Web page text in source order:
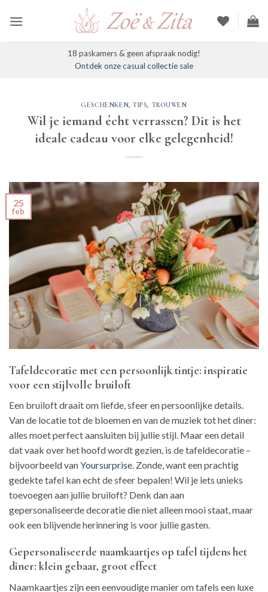
naar
18 paskamers & geen afspraak nodig!
Ontdek onze casual collectie sale
GESCHENKEN,TIPS, TROUWEN
Wil je iemand écht verrassen? Dit is het
ideale cadeau voor elke gelegenheid!
25
feb
Tafeldecoratie met een persoonlijk tintje: inspiratie
voor een stijlvolle bruiloft
Een bruiloft draait om liefde, sfeer en persoonlijke details.
Van de locatie tot de bloemen en van de muziek tot het diner:
alles moet perfect aansluiten bij jullie stijl. Maar een detail
dat vaak over het hoofd wordt gezien, is de tafeldecoratie –
bijvoorbeeld vanYoursurprise. Zonde, want een prachtig
gedekte tafel kan echt de sfeer bepalen! Wil je iets unieks
toevoegen aan jullie bruiloft? Denk dan aan
gepersonaliseerde decoratie die niet alleen mooi staat, maar
ook een blijvende herinnering is voor jullie gasten.
Gepersonaliseerde naamkaartjes op tafel tijdens het
diner: klein gebaar, groot effect
Naamkaartjes zijn een eenvoudige manier om tafels een luxe